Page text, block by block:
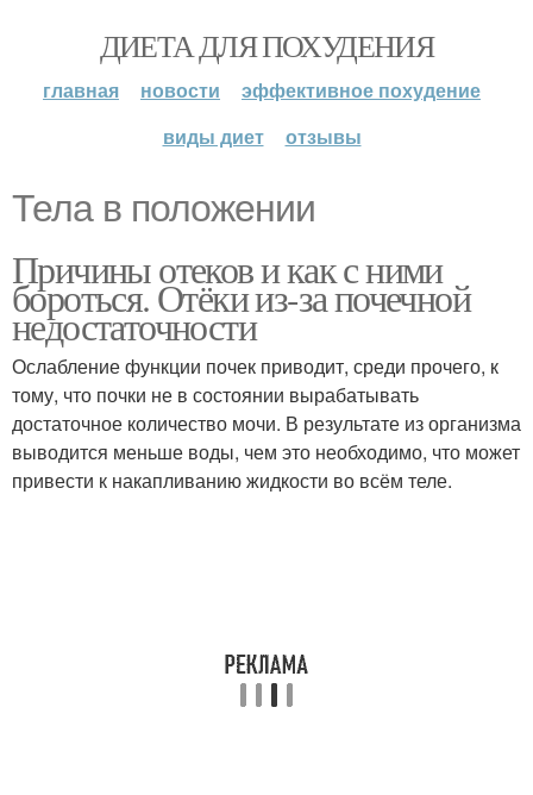
ДИЕТА ДЛЯ ПОХУДЕНИЯ
главная новости
эффективное похудение
виды диет
отзывы
Тела в положении
Причины отеков и как с ними
бороться. Отёки из-за почечной
недостаточности
Ослабление функции почек приводит, среди прочего, к
тому, что почки не в состоянии вырабатывать
достаточное количество мочи. В результате из организма
выводится меньше воды, чем это необходимо, что может
привести к накапливанию жидкости во всём теле.